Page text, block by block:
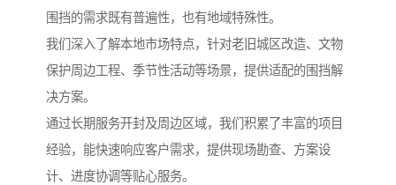
围挡的需求既有普遍性，也有地域特殊性。
我们深入了解本地市场特点，针对老旧城区改造、文物
保护周边工程、季节性活动等场景，提供适配的围挡解
决方案。
通过长期服务开封及周边区域，我们积累了丰富的项目
经验，能快速响应客户需求，提供现场勘查、方案设
计、进度协调等贴心服务。